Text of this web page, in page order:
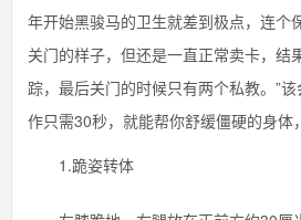
年开始黑骏马的卫生就差到极点，连个
关门的样子，但还是一直正常卖卡，结
踪，最后关门的时候只有两个私教。”
作只需30秒，就能帮你舒缓僵硬的身体
1.跪姿转体